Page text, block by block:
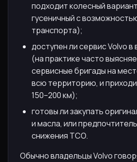
подходит колесный
гусеничный с
транспорта);
доступен ли сервис Volvo
(на практике часто
сервисные бригады на
всю территорию, и
150–200 км);
готовы ли закупать
и масла, или
снижения TCO.
Обычно владельцы Volvo